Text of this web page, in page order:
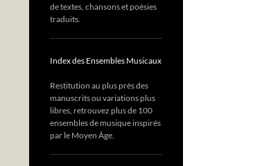
de textes, chansons et poésies
traduits.
Index des Ensembles Musicaux
Restitution au plus près des
manuscrits ou variations plus
libres, retrouvez plus de 100
ensembles de musique inspirés
par le Moyen Âge.